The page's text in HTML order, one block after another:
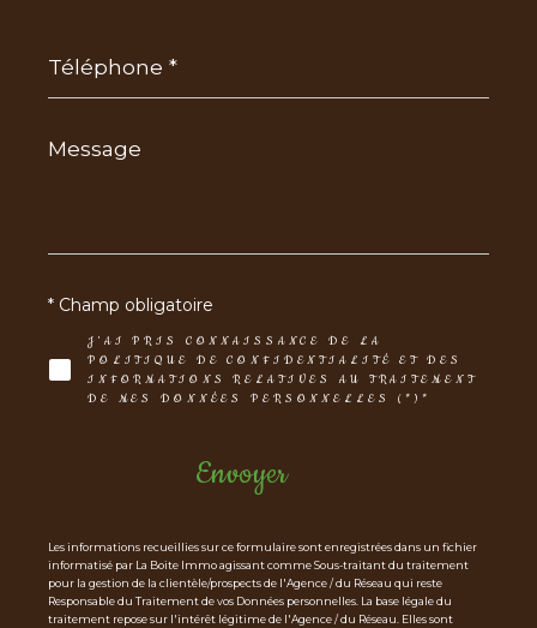
*
Message
*
J'AI PRIS CONNAISSANCE DE LA
POLITIQUE DE CONFIDENTIALITÉ ET DES
INFORMATIONS RELATIVES AU TRAITEMENT
DE MES DONNÉES PERSONNELLES (*)*
* Champ obligatoire
Envoyer
Les informations recueillies sur ce formulaire sont enregistrées dans un fichier
informatisé par La Boite Immo agissant comme Sous-traitant du traitement
pour la gestion de la clientèle/prospects de l'Agence / du Réseau qui reste
Responsable du Traitement de vos Données personnelles. La base légale du
traitement repose sur l'intérêt légitime de l'Agence / du Réseau. Elles sont